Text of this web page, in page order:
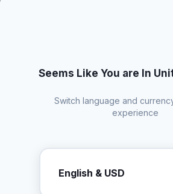
Request Rate
Butuh konten khusus? Kirim
Seems Like You are In
Switch language and
experience
English & USD